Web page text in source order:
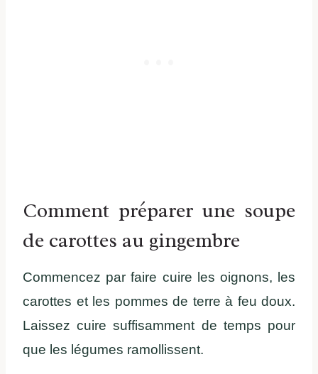
Comment préparer une soupe
de carottes au gingembre
Commencez par faire cuire les oignons, les
carottes et les pommes de terre à feu doux.
Laissez cuire suffisamment de temps pour
que les légumes ramollissent.